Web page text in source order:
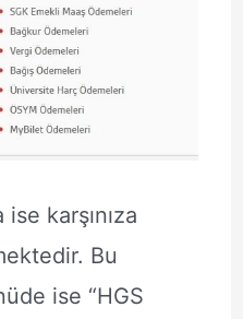
karşınıza
Bu
ise “HGS